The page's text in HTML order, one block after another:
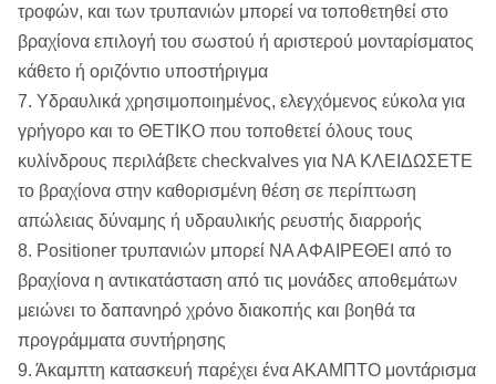
τροφών, και των τρυπανιών μπορεί να τοποθετηθεί στο
βραχίονα επιλογή του σωστού ή αριστερού μονταρίσματος
κάθετο ή οριζόντιο υποστήριγμα
7. Υδραυλικά χρησιμοποιημένος, ελεγχόμενος εύκολα για
γρήγορο και το ΘΕΤΙΚΟ που τοποθετεί όλους τους
κυλίνδρους περιλάβετε checkvalves για ΝΑ ΚΛΕΙΔΩΣΕΤΕ
το βραχίονα στην καθορισμένη θέση σε περίπτωση
απώλειας δύναμης ή υδραυλικής ρευστής διαρροής
8. Positioner τρυπανιών μπορεί ΝΑ ΑΦΑΙΡΕΘΕΙ από το
βραχίονα η αντικατάσταση από τις μονάδες αποθεμάτων
μειώνει το δαπανηρό χρόνο διακοπής και βοηθά τα
προγράμματα συντήρησης
9. Άκαμπτη κατασκευή παρέχει ένα ΑΚΑΜΠΤΟ μοντάρισμα